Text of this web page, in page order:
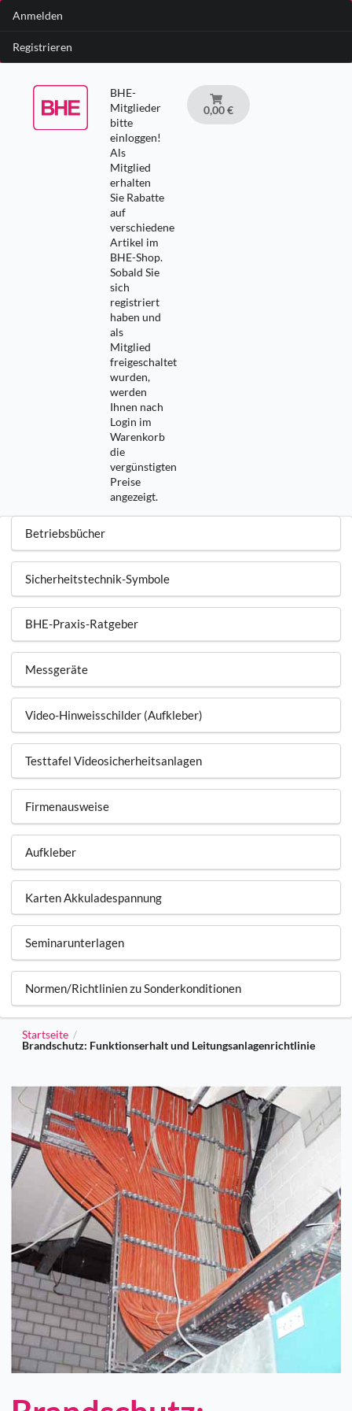
Anmelden
Registrieren
BHE-
Mitglieder
bitte
einloggen!
Als
Mitglied
erhalten
Sie Rabatte
auf
verschiedene
Artikel im
BHE-Shop.
Sobald Sie
sich
registriert
haben und
als
Mitglied
freigeschaltet
wurden,
werden
Ihnen nach
Login im
Warenkorb
die
vergünstigten
Preise
angezeigt.
0,00 €
Betriebsbücher
Sicherheitstechnik-Symbole
BHE-Praxis-Ratgeber
Messgeräte
Video-Hinweisschilder (Aufkleber)
Testtafel Videosicherheitsanlagen
Firmenausweise
Aufkleber
Karten Akkuladespannung
Seminarunterlagen
Normen/Richtlinien zu Sonderkonditionen
Startseite /
Brandschutz: Funktionserhalt und Leitungsanlagenrichtlinie